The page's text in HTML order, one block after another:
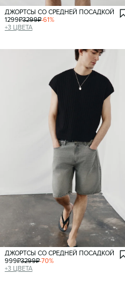
ДЖОРТСЫ СО СРЕДНЕЙ ПОСАДКОЙ
1299₽3299₽-61%
+3 ЦВЕТА
ДЖОРТСЫ СО СРЕДНЕЙ ПОСАДКОЙ
999₽3299₽-70%
+3 ЦВЕТА